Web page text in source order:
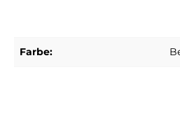
Farbe: